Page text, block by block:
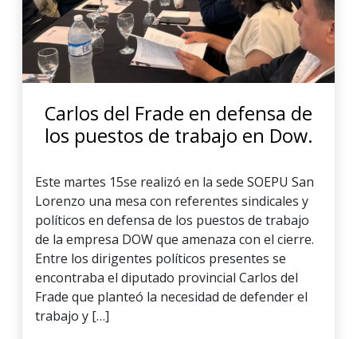
Carlos del Frade en defensa de
los puestos de trabajo en Dow.
Este martes 15se realizó en la sede SOEPU San
Lorenzo una mesa con referentes sindicales y
políticos en defensa de los puestos de trabajo
de la empresa DOW que amenaza con el cierre.
Entre los dirigentes políticos presentes se
encontraba el diputado provincial Carlos del
Frade que planteó la necesidad de defender el
trabajo y […]